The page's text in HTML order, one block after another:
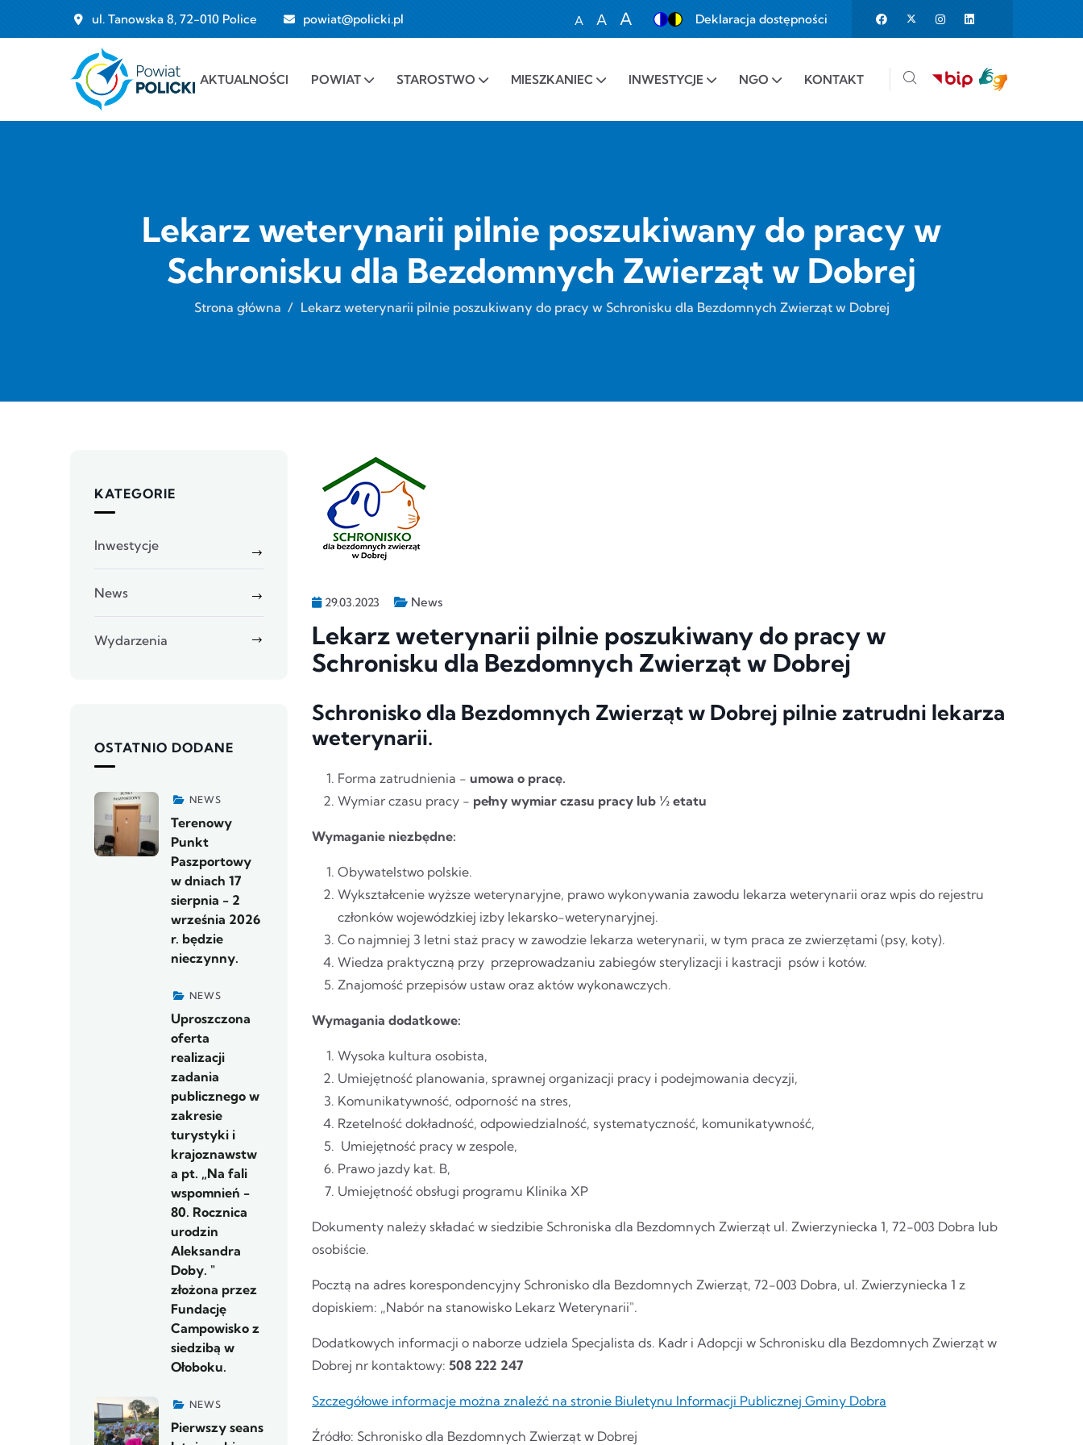
Przejdź do treści
ul. Tanowska 8, 72-010 Police powiat@policki.pl
A
Set font size to 100%
A
A
Deklaracja dostępności
AKTUALNOŚCI POWIAT STAROSTWO MIESZKANIEC INWESTYCJE NGO KONTAKT
Lekarz weterynarii pilnie poszukiwany do pracy w
Schronisku dla Bezdomnych Zwierząt w Dobrej
Strona główna / Lekarz weterynarii pilnie poszukiwany do pracy w Schronisku dla Bezdomnych Zwierząt w Dobrej
29.03.2023 News
Lekarz weterynarii pilnie poszukiwany do pracy w
Schronisku dla Bezdomnych Zwierząt w Dobrej
Schronisko dla Bezdomnych Zwierząt w Dobrej pilnie zatrudni lekarza
weterynarii.
Forma zatrudnienia - umowa o pracę.
Wymiar czasu pracy - pełny wymiar czasu pracy lub ½ etatu
Wymaganie niezbędne:
Obywatelstwo polskie.
Wykształcenie wyższe weterynaryjne, prawo wykonywania zawodu lekarza weterynarii oraz wpis do rejestru
członków wojewódzkiej izby lekarsko-weterynaryjnej.
Co najmniej 3 letni staż pracy w zawodzie lekarza weterynarii, w tym praca ze zwierzętami (psy, koty).
Wiedza praktyczną przy przeprowadzaniu zabiegów sterylizacji i kastracji psów i kotów.
Znajomość przepisów ustaw oraz aktów wykonawczych.
Wymagania dodatkowe:
Wysoka kultura osobista,
Umiejętność planowania, sprawnej organizacji pracy i podejmowania decyzji,
Komunikatywność, odporność na stres,
Rzetelność dokładność, odpowiedzialność, systematyczność, komunikatywność,
Umiejętność pracy w zespole,
Prawo jazdy kat. B,
Umiejętność obsługi programu Klinika XP
Dokumenty należy składać w siedzibie Schroniska dla Bezdomnych Zwierząt ul. Zwierzyniecka 1, 72-003 Dobra lub
osobiście.
Pocztą na adres korespondencyjny Schronisko dla Bezdomnych Zwierząt, 72-003 Dobra, ul. Zwierzyniecka 1 z
dopiskiem: „Nabór na stanowisko Lekarz Weterynarii".
Dodatkowych informacji o naborze udziela Specjalista ds. Kadr i Adopcji w Schronisku dla Bezdomnych Zwierząt w
Dobrej nr kontaktowy: 508 222 247
Szczegółowe informacje można znaleźć na stronie Biuletynu Informacji Publicznej Gminy Dobra
Źródło: Schronisko dla Bezdomnych Zwierząt w Dobrej
KATEGORIE
Inwestycje
News
Wydarzenia
OSTATNIO DODANE
NEWS
Terenowy
Punkt
Paszportowy
w dniach 17
sierpnia - 2
września 2026
r. będzie
nieczynny.
NEWS
Uproszczona
oferta
realizacji
zadania
publicznego w
zakresie
turystyki i
krajoznawstw
a pt. „Na fali
wspomnień -
80. Rocznica
urodzin
Aleksandra
Doby. "
złożona przez
Fundację
Campowisko z
siedzibą w
Ołoboku.
NEWS
Pierwszy seans